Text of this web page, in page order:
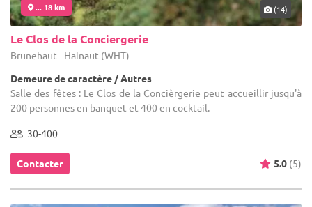
... 18 km (14)
Le Clos de la Conciergerie
Brunehaut - Hainaut (WHT)
Demeure de caractère / Autres
Salle des fêtes : Le Clos de la Concièrgerie peut accueillir jusqu'à
200 personnes en banquet et 400 en cocktail.
30-400
Contacter 5.0 (5)